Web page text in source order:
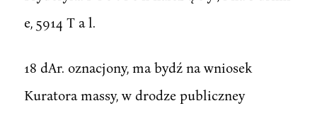
e, 5914 T a l.
18 dAr. oznacjony, ma bydź na wniosek
Kuratora massy, w drodze publiczney